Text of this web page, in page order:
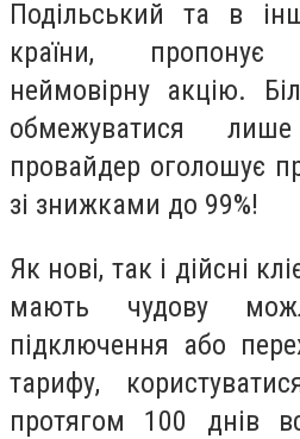
Подільський та в
країни, пропонує
неймовірну акцію.
обмежуватися
провайдер оголошує
зі знижками до 99%!
Як нові, так і дійсні
мають чудову
підключення або
тарифу,
протягом 100 днів